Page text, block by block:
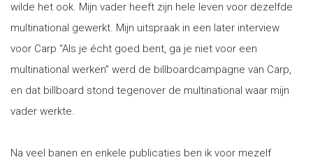
wilde het ook. Mijn vader heeft zijn hele leven voor dezelfde
multinational gewerkt. Mijn uitspraak in een later interview
voor Carp “Als je écht goed bent, ga je niet voor een
multinational werken” werd de billboardcampagne van Carp,
en dat billboard stond tegenover de multinational waar mijn
vader werkte.
Na veel banen en enkele publicaties ben ik voor mezelf